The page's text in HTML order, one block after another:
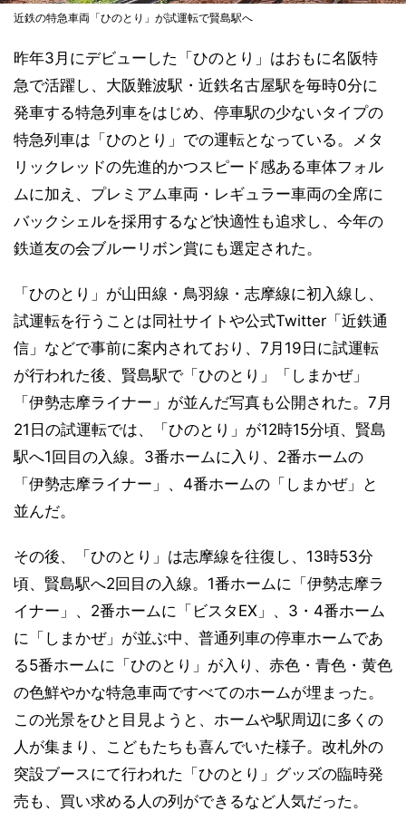
近鉄の特急車両「ひのとり」が試運転で賢島駅へ
昨年3月にデビューした「ひのとり」はおもに名阪特
急で活躍し、大阪難波駅・近鉄名古屋駅を毎時0分に
発車する特急列車をはじめ、停車駅の少ないタイプの
特急列車は「ひのとり」での運転となっている。メタ
リックレッドの先進的かつスピード感ある車体フォル
ムに加え、プレミアム車両・レギュラー車両の全席に
バックシェルを採用するなど快適性も追求し、今年の
鉄道友の会ブルーリボン賞にも選定された。
「ひのとり」が山田線・鳥羽線・志摩線に初入線し、
試運転を行うことは同社サイトや公式Twitter「近鉄通
信」などで事前に案内されており、7月19日に試運転
が行われた後、賢島駅で「ひのとり」「しまかぜ」
「伊勢志摩ライナー」が並んだ写真も公開された。7月
21日の試運転では、「ひのとり」が12時15分頃、賢島
駅へ1回目の入線。3番ホームに入り、2番ホームの
「伊勢志摩ライナー」、4番ホームの「しまかぜ」と
並んだ。
その後、「ひのとり」は志摩線を往復し、13時53分
頃、賢島駅へ2回目の入線。1番ホームに「伊勢志摩ラ
イナー」、2番ホームに「ビスタEX」、3・4番ホーム
に「しまかぜ」が並ぶ中、普通列車の停車ホームであ
る5番ホームに「ひのとり」が入り、赤色・青色・黄色
の色鮮やかな特急車両ですべてのホームが埋まった。
この光景をひと目見ようと、ホームや駅周辺に多くの
人が集まり、こどもたちも喜んでいた様子。改札外の
突設ブースにて行われた「ひのとり」グッズの臨時発
売も、買い求める人の列ができるなど人気だった。